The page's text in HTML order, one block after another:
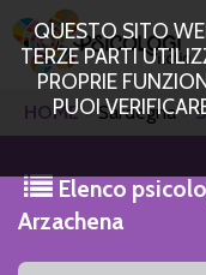
QUESTO SITO
TERZE PARTI
PROPRIE
PUOI
HOME Sardegna
Elenco
Arzachena